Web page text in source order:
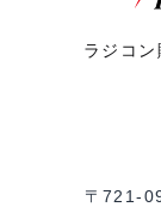
ラジコ
〒721-